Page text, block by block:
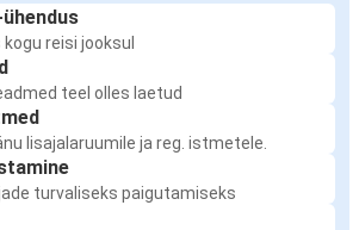
reisi jooksul
teel olles laetud
lisajalaruumile ja reg. istmetele.
turvaliseks paigutamiseks